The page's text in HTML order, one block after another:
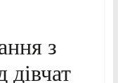
з
дівчат